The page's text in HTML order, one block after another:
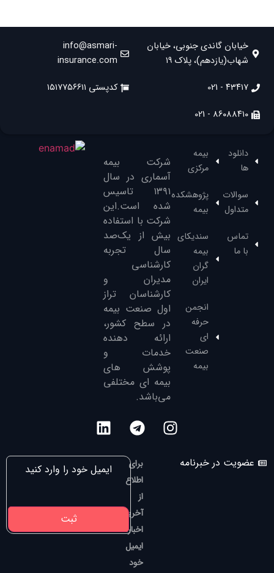
خیابان گاندی جنوبی، خیابان
شهاب(یازدهم)، پلاک ۱۹
۴۳۴۱۷ - 021
۸۶۰۸۸۴۱۰ - 021
info@asmari-
insurance.com
کدپستی ۱۵۱۷۷۵۶۶۱۱
دانلود
ها
سوالات
متداول
تماس
با ما
بیمه
مرکزی
پژوهشکده
بیمه
سندیکای
بیمه
گران
ایران
انجمن
حرفه
ای
صنعت
بیمه
شرکت بیمه
آسماری در سال
۱۳۹۱‌ تاسیس
شده است.این
شرکت با استفاده
بیش از یک‌صد
سال تجربه
کارشناسی
مدیران و
کارشناسان تراز
‌اول صنعت بیمه
در سطح کشور،
ارائه دهنده
خدمات و
پوشش های
بیمه ای مختلفی
می‌باشد.
عضویت در خبرنامه
برای
اطلاع
آخرین
اخبار،
ایمیل
خود